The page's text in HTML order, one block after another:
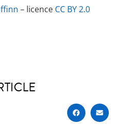
– licence CC BY 2.0